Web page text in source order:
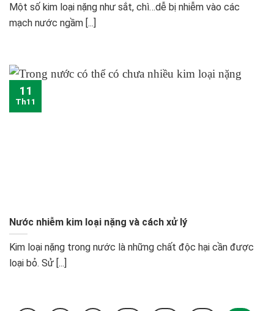
Một số kim loại nặng như sắt, chì…dễ bị nhiễm vào các
mạch nước ngầm [...]
Nước nhiễm kim loại nặng và cách xử lý
Kim loại nặng trong nước là những chất độc hại cần được
loại bỏ. Sử [...]
11
Th11